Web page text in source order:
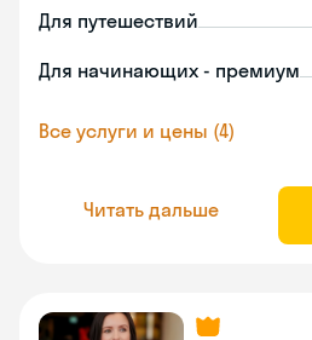
Для путешествий
Для начинающих - премиум
Все услуги и цены (4)
Читать дальше